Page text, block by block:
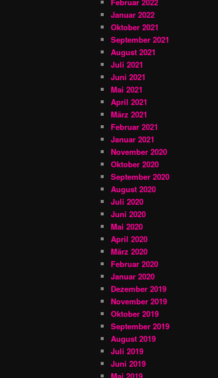
Januar 2022
Oktober 2021
September 2021
August 2021
Juli 2021
Juni 2021
Mai 2021
April 2021
März 2021
Februar 2021
Januar 2021
November 2020
Oktober 2020
September 2020
August 2020
Juli 2020
Juni 2020
Mai 2020
April 2020
März 2020
Februar 2020
Januar 2020
Dezember 2019
November 2019
Oktober 2019
September 2019
August 2019
Juli 2019
Juni 2019